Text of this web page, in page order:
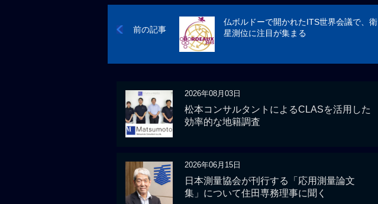
前の記事
仏ボルドーで開かれたITS世界会議で、衛
星測位に注目が集まる
2026年08月03日
松本コンサルタントによるCLASを活用した
効率的な地籍調査
2026年06月15日
日本測量協会が刊行する「応用測量論文
集」について住田専務理事に聞く